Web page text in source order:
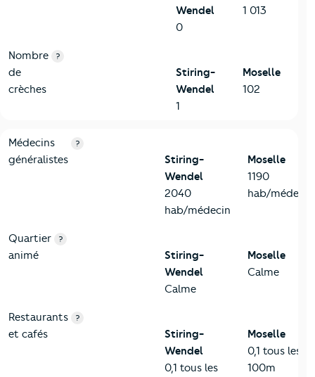
Wendel
0
1 013
Nombre
de
crèches
?
Stiring-
Wendel
1
Moselle
102
5-Commerces
Critères Stiring-Wendel
Médecins
généralistes
?
Stiring-
Wendel
2040
hab/médecin
Moselle
1190
hab/médecin
Quartier
animé
?
Stiring-
Wendel
Calme
Moselle
Calme
Restaurants
et cafés
?
Stiring-
Wendel
0,1 tous les
Moselle
0,1 tous les
100m